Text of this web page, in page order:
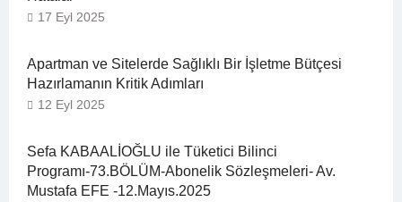
17 Eyl 2025
Apartman ve Sitelerde Sağlıklı Bir İşletme Bütçesi
Hazırlamanın Kritik Adımları
12 Eyl 2025
Sefa KABAALİOĞLU ile Tüketici Bilinci
Programı-73.BÖLÜM-Abonelik Sözleşmeleri- Av.
Mustafa EFE -12.Mayıs.2025